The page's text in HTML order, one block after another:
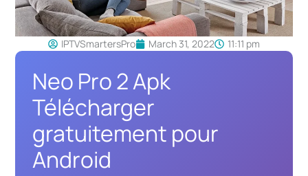
IPTVSmartersPro March 31, 2022 11:11 pm
Neo Pro 2 Apk
Télécharger
gratuitement pour
Android